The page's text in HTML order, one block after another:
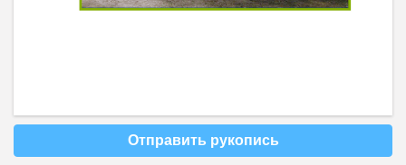
Отправить рукопись